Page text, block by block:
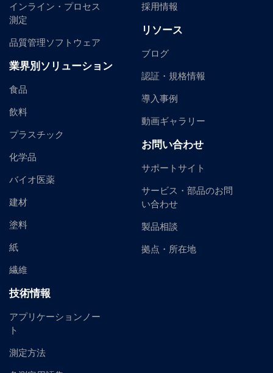
インライン・プロセス
測定
品質管理ソフトウェア
業界別ソリューション
食品
飲料
プラスチック
化学品
バイオ医薬
建材
塗料
紙
繊維
技術情報
アプリケーションノー
ト
測定方法
採用情報
リソース
ブログ
認証・規格情報
導入事例
動画ギャラリー
お問い合わせ
サポートサイト
サービス・部品のお問
い合わせ
製品相談
拠点・所在地